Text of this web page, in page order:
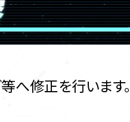
へ修正を行います。